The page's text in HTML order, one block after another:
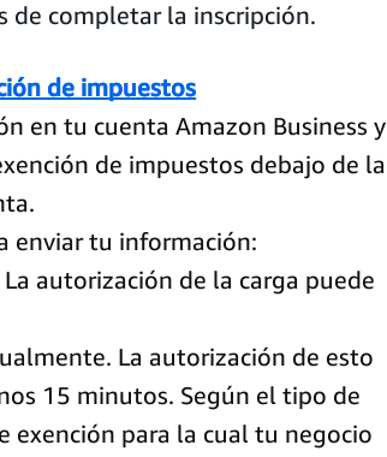
de completar la inscripción.
de impuestos
en tu cuenta Amazon Business y
de impuestos debajo de la
enviar tu información:
autorización de la carga puede
La autorización de esto
15 minutos. Según el tipo de
exención para la cual tu negocio